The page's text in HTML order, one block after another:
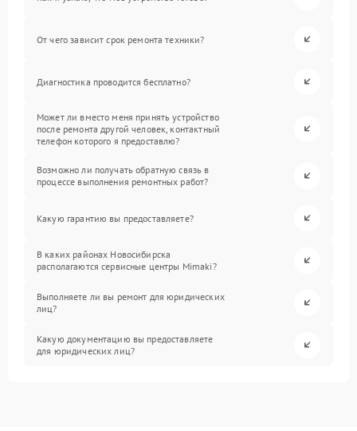
От чего зависит срок ремонта техники?
Диагностика проводится бесплатно?
Может ли вместо меня принять устройство
после ремонта другой человек, контактный
телефон которого я предоставлю?
Возможно ли получать обратную связь в
процессе выполнения ремонтных работ?
Какую гарантию вы предоставляете?
В каких районах Новосибирска
располагаются сервисные центры Mimaki?
Выполняете ли вы ремонт для юридических
лиц?
Какую документацию вы предоставляете
для юридических лиц?